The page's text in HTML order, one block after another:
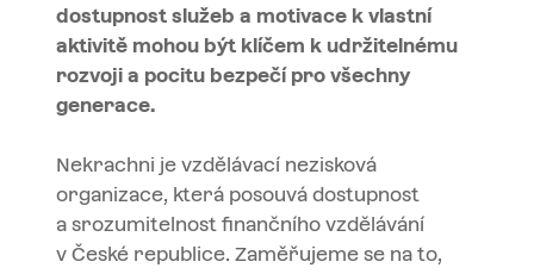
dostupnost služeb a motivace k vlastní
aktivitě mohou být klíčem k udržitelnému
rozvoji a pocitu bezpečí pro všechny
generace.
Nekrachni je vzdělávací nezisková
organizace, která posouvá dostupnost
a srozumitelnost finančního vzdělávání
v České republice. Zaměřujeme se na to,